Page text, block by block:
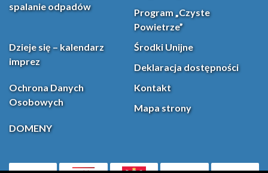
spalanie odpadów
Program „Czyste
Powietrze”
Dzieje się – kalendarz
imprez
Środki Unijne
Deklaracja dostępności
Ochrona Danych
Osobowych
Kontakt
Mapa strony
DOMENY